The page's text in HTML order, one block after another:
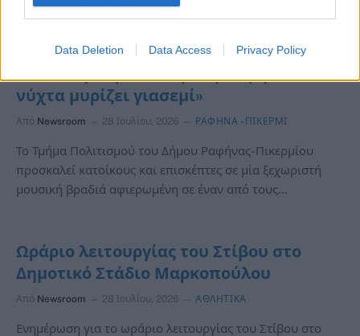
Data Deletion Data Access Privacy Policy
νύχτα μυρίζει γιασεμί»
Από Newsroom 28 Ιουλίου, 2026 ΡΑΦΗΝΑ -ΠΙΚΕΡΜΙ
Το Τμήμα Πολιτισμού του Δήμου Ραφήνας-Πικερμίου
προσκαλεί κατοίκους και επισκέπτες σε μία ξεχωριστή
μουσική βραδιά αφιερωμένη σε έναν από τους…
Ωράριο λειτουργίας του Στίβου στο
Δημοτικό Στάδιο Μαρκοπούλου
Από Newsroom 28 Ιουλίου, 2026 ΑΘΛΗΤΙΚΑ
Ενημέρωση για το ωράριο λειτουργίας του Στίβου στο